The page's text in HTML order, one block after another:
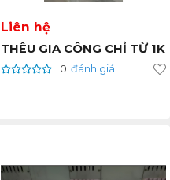
Liên hệ
THÊU GIA CÔNG CHỈ TỪ 1K
0 đánh giá